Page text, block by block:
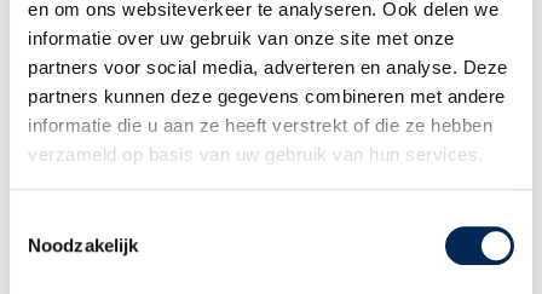
en om ons websiteverkeer te analyseren. Ook delen we
informatie over uw gebruik van onze site met onze
partners voor social media, adverteren en analyse. Deze
partners kunnen deze gegevens combineren met andere
informatie die u aan ze heeft verstrekt of die ze hebben
verzameld op basis van uw gebruik van hun services.
Noodzakelijk
LOGIN PORTAL
Home »Financiële administratie
Financiële administratie